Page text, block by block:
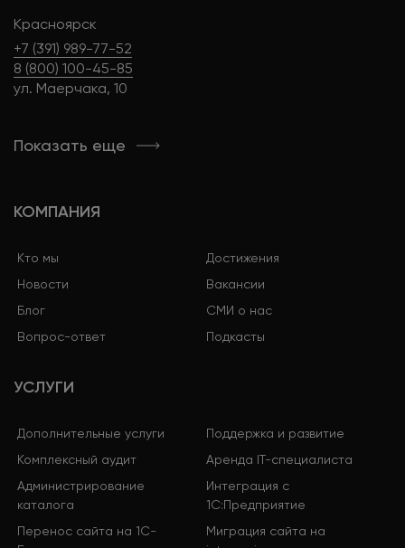
Красноярск
+7 (391) 989-77-52
8 (800) 100-45-85
ул. Маерчака, 10
Показать еще
КОМПАНИЯ
Кто мы
Достижения
Новости
Вакансии
Блог
СМИ о нас
Вопрос-ответ
Подкасты
УСЛУГИ
Дополнительные услуги
Поддержка и развитие
Комплексный аудит
Аренда IT-специалиста
Администрирование
каталога
Интеграция с
1С:Предприятие
Перенос сайта на 1С-
Миграция сайта на